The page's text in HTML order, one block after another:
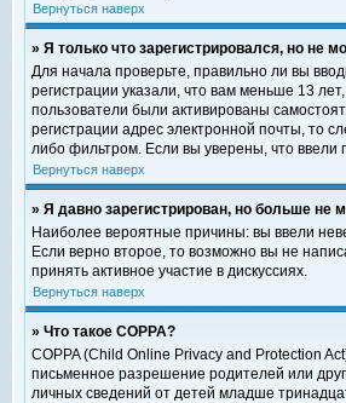
Вернуться наверх
» Я только что зарегистрировался, но не
Для начала проверьте, правильно ли вы
регистрации указали, что вам меньше 13
пользователи были активированы
регистрации адрес электронной почты, то
либо фильтром. Если вы уверены, что
Вернуться наверх
» Я давно зарегистрирован, но больше не
Наиболее вероятные причины: вы ввели
Если верно второе, то возможно вы не
принять активное участие в дискуссиях.
Вернуться наверх
» Что такое COPPA?
COPPA (Child Online Privacy and Protection
письменное разрешение родителей или
личных сведений от детей младше